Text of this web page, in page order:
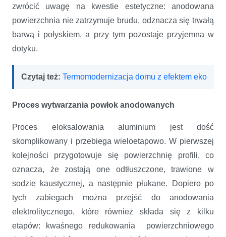
zwrócić uwagę na kwestie estetyczne: anodowana
powierzchnia nie zatrzymuje brudu, odznacza się trwałą
barwą i połyskiem, a przy tym pozostaje przyjemna w
dotyku.
Czytaj też: Termomodernizacja domu z efektem eko
Proces wytwarzania powłok anodowanych
Proces eloksalowania aluminium jest dość
skomplikowany i przebiega wieloetapowo. W pierwszej
kolejności przygotowuje się powierzchnię profili, co
oznacza, że zostają one odtłuszczone, trawione w
sodzie kaustycznej, a następnie płukane. Dopiero po
tych zabiegach można przejść do anodowania
elektrolitycznego, które również składa się z kilku
etapów: kwaśnego redukowania powierzchniowego